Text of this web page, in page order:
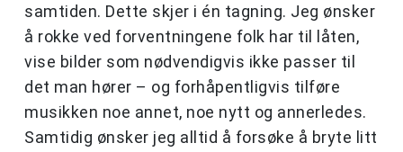
samtiden. Dette skjer i én tagning. Jeg ønsker
å rokke ved forventningene folk har til låten,
vise bilder som nødvendigvis ikke passer til
det man hører – og forhåpentligvis tilføre
musikken noe annet, noe nytt og annerledes.
Samtidig ønsker jeg alltid å forsøke å bryte litt